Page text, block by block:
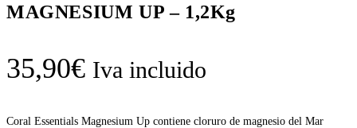
MAGNESIUM UP – 1,2Kg
35,90€ Iva incluido
Coral Essentials Magnesium Up contiene cloruro de magnesio del Mar